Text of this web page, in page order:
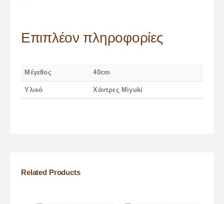
Επιπλέον πληροφορίες
Μέγεθος 40cm
Υλικό Χάντρες Miyuki
Related Products